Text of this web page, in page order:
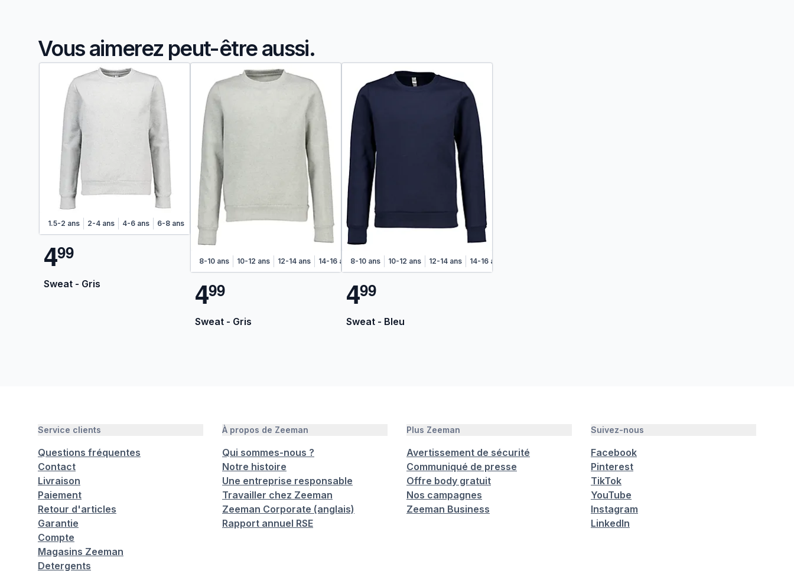
Vous aimerez peut-être aussi.
1.5-2 ans 2-4 ans 4-6 ans 6-8 ans
499
Sweat - Gris
8-10 ans 10-12 ans 12-14 ans 14-16 ans
499
Sweat - Gris
8-10 ans 10-12 ans 12-14 ans 14-16 ans
499
Sweat - Bleu
Service clients
Questions fréquentes
Contact
Livraison
Paiement
Retour d'articles
Garantie
Compte
Magasins Zeeman
Detergents
À propos de Zeeman
Qui sommes-nous ?
Notre histoire
Une entreprise responsable
Travailler chez Zeeman
Zeeman Corporate (anglais)
Rapport annuel RSE
Plus Zeeman
Avertissement de sécurité
Communiqué de presse
Offre body gratuit
Nos campagnes
Zeeman Business
Suivez-nous
Facebook
Pinterest
TikTok
YouTube
Instagram
LinkedIn